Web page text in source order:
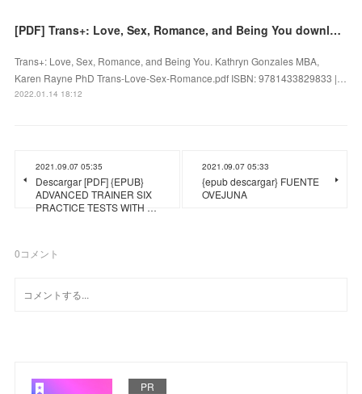
[PDF] Trans+: Love, Sex, Romance, and Being You download
Trans+: Love, Sex, Romance, and Being You. Kathryn Gonzales MBA,
Karen Rayne PhD Trans-Love-Sex-Romance.pdf ISBN: 9781433829833 |…
2022.01.14 18:12
2021.09.07 05:35
Descargar [PDF] {EPUB}
ADVANCED TRAINER SIX
PRACTICE TESTS WITH …
2021.09.07 05:33
{epub descargar} FUENTE
OVEJUNA
0コメント
PR